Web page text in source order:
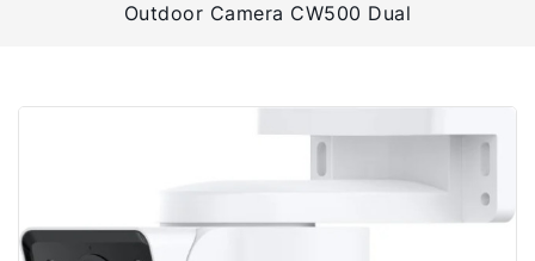
Outdoor Camera CW500 Dual